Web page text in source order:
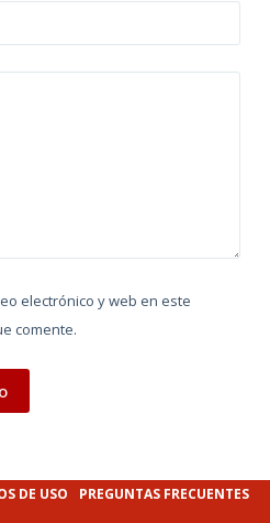
electrónico y web en este
comente.
DE USO PREGUNTAS FRECUENTES